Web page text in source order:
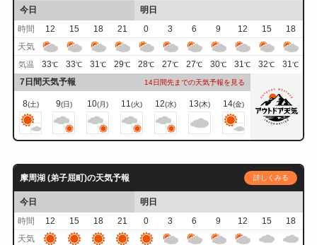
今日
明日
時間
12 15 18 21 0 3 6 9 12 15
18
天気
気温 33℃ 33℃ 31℃ 29℃ 28℃ 27℃ 27℃ 30℃ 31℃ 32℃ 31℃
7日間天気予報 14日間先までの天気予報を見る
8(土) 9(日) 10(月) 11(火) 12(水) 13(木) 14(金)
摩周湖 (弟子屈町)の天気予報 詳しくみる
今日
明日
時間
12 15 18 21 0 3 6 9 12 15
18
天気